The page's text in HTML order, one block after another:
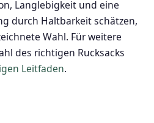
Langlebigkeit und eine
durch Haltbarkeit schätzen,
Wahl. Für weitere
des richtigen Rucksacks
Leitfaden.